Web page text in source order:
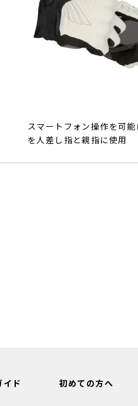
スマートフォン操作を可
を人差し指と親指に使用
イド 初めての方へ